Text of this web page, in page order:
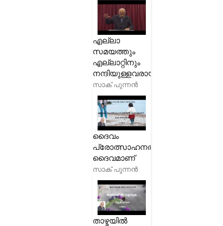
എല്ലാ
സമയത്തും
എല്ലാറ്റിനും
നന്ദിയുള്ളവരായിരിക്കുക
സാക് പുന്നൻ
ദൈവം
പ്രോത്സാഹനത്തിന്റെ
ദൈവമാണ്
സാക് പുന്നൻ
താഴ്മയിൽ